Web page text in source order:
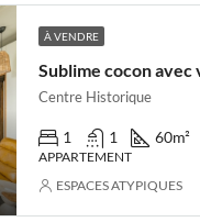
À VENDRE
Centre Historique
1 1 60m²
APPARTEMENT
ESPACES ATYPIQUES